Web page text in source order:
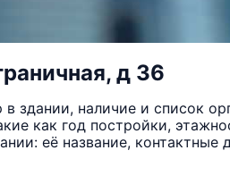
д 36
здании, наличие и список
как год постройки,
её название, контактные